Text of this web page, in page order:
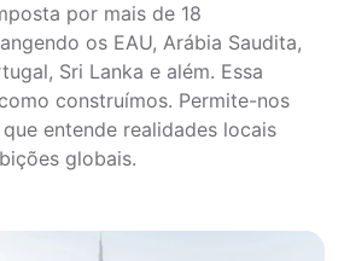
por mais de 18
os EAU, Arábia Saudita,
Sri Lanka e além. Essa
construímos. Permite-nos
entende realidades locais
globais.